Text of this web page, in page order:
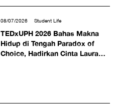
08/07/2026 Student Life
TEDxUPH 2026 Bahas Makna
Hidup di Tengah Paradox of
Choice, Hadirkan Cinta Laura